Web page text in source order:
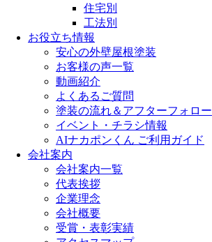
住宅別
工法別
お役立ち情報
安心の外壁屋根塗装
お客様の声一覧
動画紹介
よくあるご質問
塗装の流れ＆アフターフォロー
イベント・チラシ情報
AIナカポンくん ご利用ガイド
会社案内
会社案内一覧
代表挨拶
企業理念
会社概要
受賞・表彰実績